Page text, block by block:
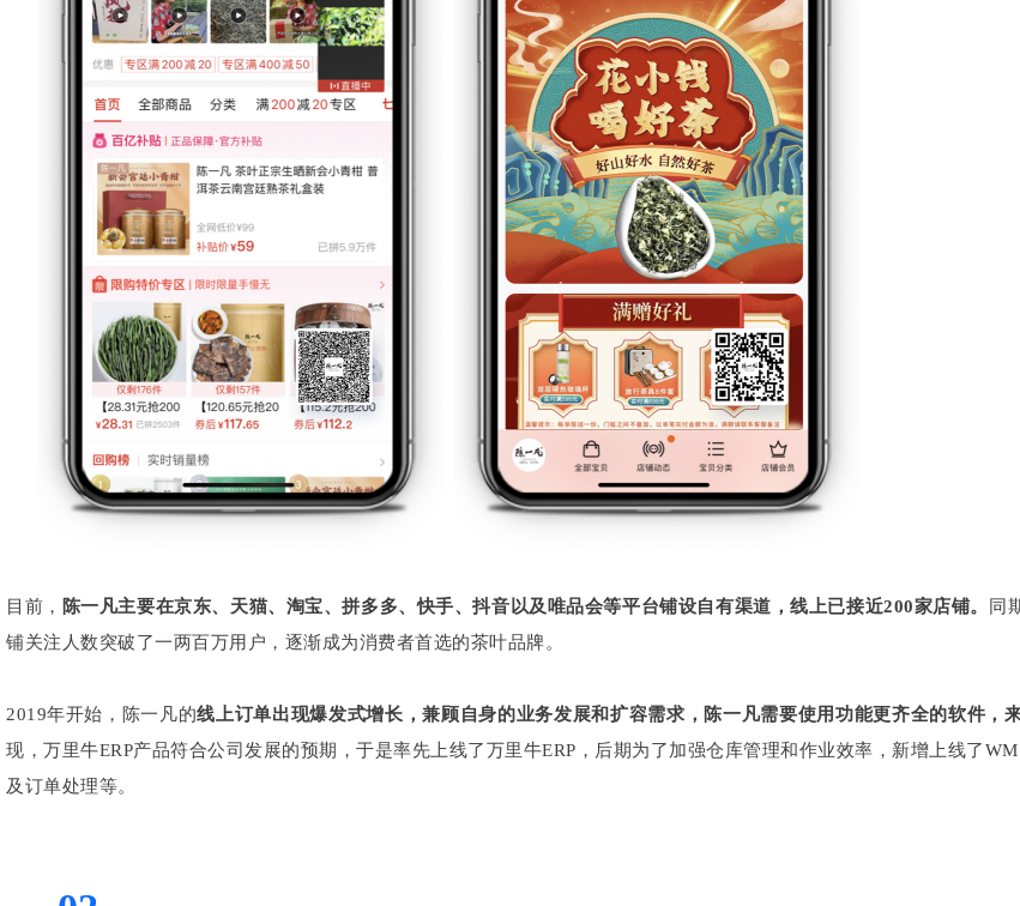
目前， 陈一凡主要在京东、天猫、淘宝、拼多多、快手、抖音以及唯品会等平台铺设自有渠道，线上已接近200家店铺。
同
铺关注人数突破了一两百万用户，逐渐成为消费者首选的茶叶品牌。
2019年开始，陈一凡的线上订单出现爆发式增长，兼顾自身的业务发展和扩容需求，陈一凡需要使用功能更齐全的软件，
现，万里牛ERP产品符合公司发展的预期，于是率先上线了万里牛ERP，后期为了加强仓库管理和作业效率，新增上线了
及订单处理等。